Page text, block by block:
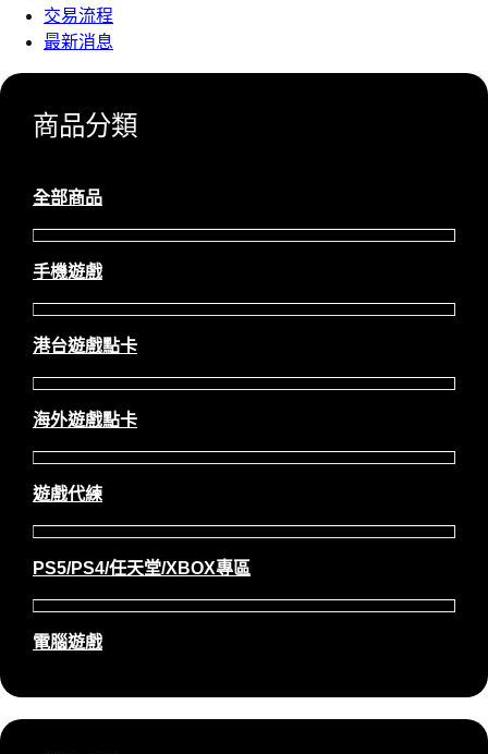
交易流程
最新消息
商品分類
全部商品
手機遊戲
港台遊戲點卡
海外遊戲點卡
遊戲代練
PS5/PS4/任天堂/XBOX專區
電腦遊戲